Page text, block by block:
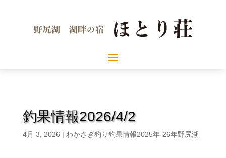
釣果情報2026/4/2
4月 3, 2026 | わかさぎ釣り釣果情報2025年-26年野尻湖